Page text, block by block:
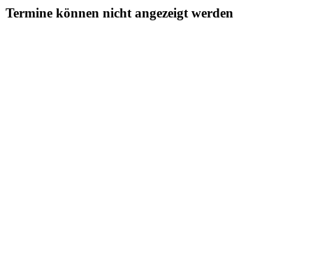
Termine können nicht angezeigt werden